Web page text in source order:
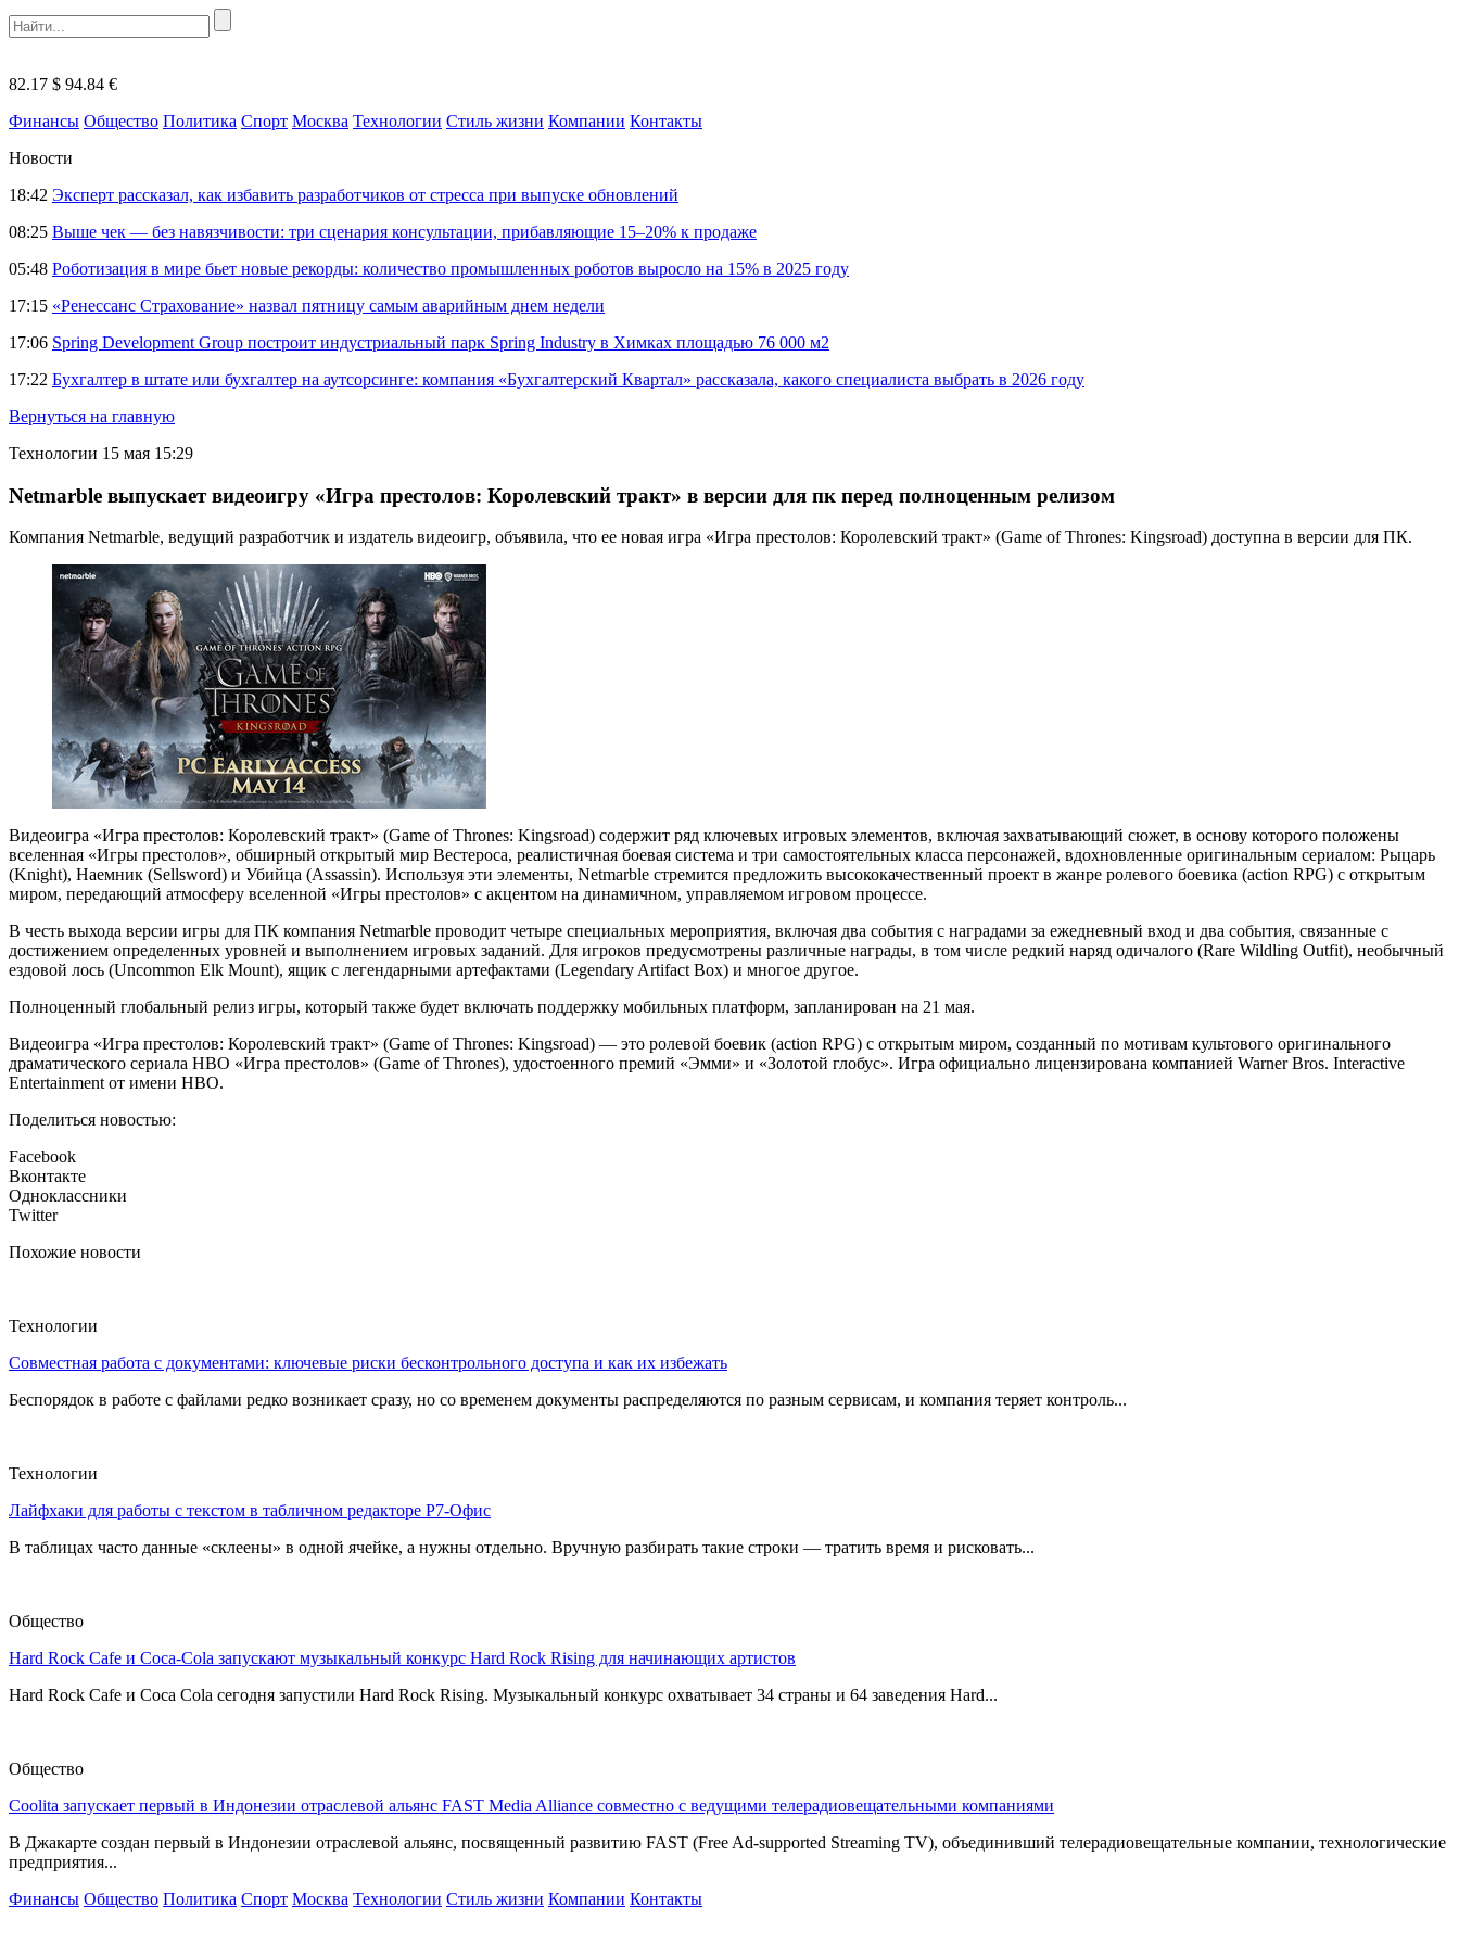
82.17 $ 94.84 €
Финансы Общество Политика Спорт Москва Технологии Стиль жизни Компании Контакты
Новости
18:42 Эксперт рассказал, как избавить разработчиков от стресса при выпуске обновлений
08:25 Выше чек — без навязчивости: три сценария консультации, прибавляющие 15–20% к продаже
05:48 Роботизация в мире бьет новые рекорды: количество промышленных роботов выросло на 15% в 2025 году
17:15 «Ренессанс Страхование» назвал пятницу самым аварийным днем недели
17:06 Spring Development Group построит индустриальный парк Spring Industry в Химках площадью 76 000 м2
17:22 Бухгалтер в штате или бухгалтер на аутсорсинге: компания «Бухгалтерский Квартал» рассказала, какого специалиста выбрать в 2026 году
Вернуться на главную
Технологии 15 мая 15:29
Netmarble выпускает видеоигру «Игра престолов: Королевский тракт» в версии для пк перед полноценным релизом
Компания Netmarble, ведущий разработчик и издатель видеоигр, объявила, что ее новая игра «Игра престолов: Королевский тракт» (Game of Thrones: Kingsroad) доступна в версии для ПК.
Видеоигра «Игра престолов: Королевский тракт» (Game of Thrones: Kingsroad) содержит ряд ключевых игровых элементов, включая захватывающий сюжет, в основу которого положены
вселенная «Игры престолов», обширный открытый мир Вестероса, реалистичная боевая система и три самостоятельных класса персонажей, вдохновленные оригинальным сериалом: Рыцарь
(Knight), Наемник (Sellsword) и Убийца (Assassin). Используя эти элементы, Netmarble стремится предложить высококачественный проект в жанре ролевого боевика (action RPG) с открытым
миром, передающий атмосферу вселенной «Игры престолов» с акцентом на динамичном, управляемом игровом процессе.
В честь выхода версии игры для ПК компания Netmarble проводит четыре специальных мероприятия, включая два события с наградами за ежедневный вход и два события, связанные с
достижением определенных уровней и выполнением игровых заданий. Для игроков предусмотрены различные награды, в том числе редкий наряд одичалого (Rare Wildling Outfit), необычный
ездовой лось (Uncommon Elk Mount), ящик с легендарными артефактами (Legendary Artifact Box) и многое другое.
Полноценный глобальный релиз игры, который также будет включать поддержку мобильных платформ, запланирован на 21 мая.
Видеоигра «Игра престолов: Королевский тракт» (Game of Thrones: Kingsroad) — это ролевой боевик (action RPG) с открытым миром, созданный по мотивам культового оригинального
драматического сериала HBO «Игра престолов» (Game of Thrones), удостоенного премий «Эмми» и «Золотой глобус». Игра официально лицензирована компанией Warner Bros. Interactive
Entertainment от имени HBO.
Поделиться новостью:
Facebook
Вконтакте
Одноклассники
Twitter
Похожие новости
Технологии
Совместная работа с документами: ключевые риски бесконтрольного доступа и как их избежать
Беспорядок в работе с файлами редко возникает сразу, но со временем документы распределяются по разным сервисам, и компания теряет контроль...
Технологии
Лайфхаки для работы с текстом в табличном редакторе Р7-Офис
В таблицах часто данные «склеены» в одной ячейке, а нужны отдельно. Вручную разбирать такие строки — тратить время и рисковать...
Общество
Hard Rock Cafe и Coca-Cola запускают музыкальный конкурс Hard Rock Rising для начинающих артистов
Hard Rock Cafe и Coca Cola сегодня запустили Hard Rock Rising. Музыкальный конкурс охватывает 34 страны и 64 заведения Hard...
Общество
Coolita запускает первый в Индонезии отраслевой альянс FAST Media Alliance совместно с ведущими телерадиовещательными компаниями
В Джакарте создан первый в Индонезии отраслевой альянс, посвященный развитию FAST (Free Ad-supported Streaming TV), объединивший телерадиовещательные компании, технологические
предприятия...
Финансы Общество Политика Спорт Москва Технологии Стиль жизни Компании Контакты